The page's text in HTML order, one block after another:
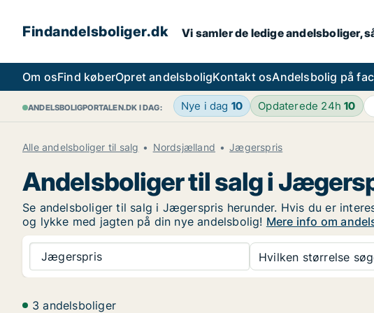
Findandelsboliger.dk Vi samler de ledige andelsboliger,
Om osFind køberOpret andelsboligKontakt osAndelsbolig på
ANDELSBOLIGPORTALEN.DK I DAG: Nye i dag 10 Opdaterede 24h10
Alle andelsboliger til salg Nordsjælland Jægerspris
Andelsboliger til salg i
Se andelsboliger til salg i Jægerspris herunder. Hvis du er
og lykke med jagten på din nye andelsbolig! Mere info om
Jægerspris Hvilken størrelse
3 andelsboliger